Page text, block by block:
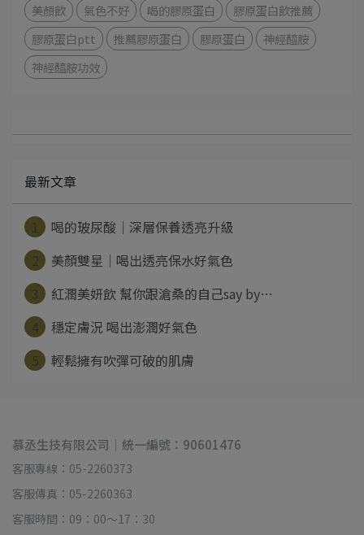
美顏飲
氣色不好 喝的膠原蛋白
膠原蛋白飲推薦
膠原蛋白ptt
推薦膠原蛋白 膠原蛋白
神經醯胺
神經醯胺功效
最新文章
喝的玻尿酸｜深層保養透亮升級
美顏雙星｜喝出透亮保水好氣色
紅潤美妍飲 幫你跟滄桑的自己say by⋯
穩定膚況 喝出澎潤好氣色
輕鬆擁有吹彈可破的肌膚
慕丞生技有限公司｜統一編號：90601476
客服專線：05-2260373
客服傳真：05-2260363
客服時間：09：00～17：30